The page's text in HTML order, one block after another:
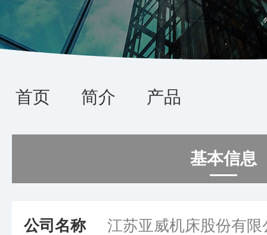
首页 简介 产品
基本信息
公司名称 江苏亚威机床股份有限